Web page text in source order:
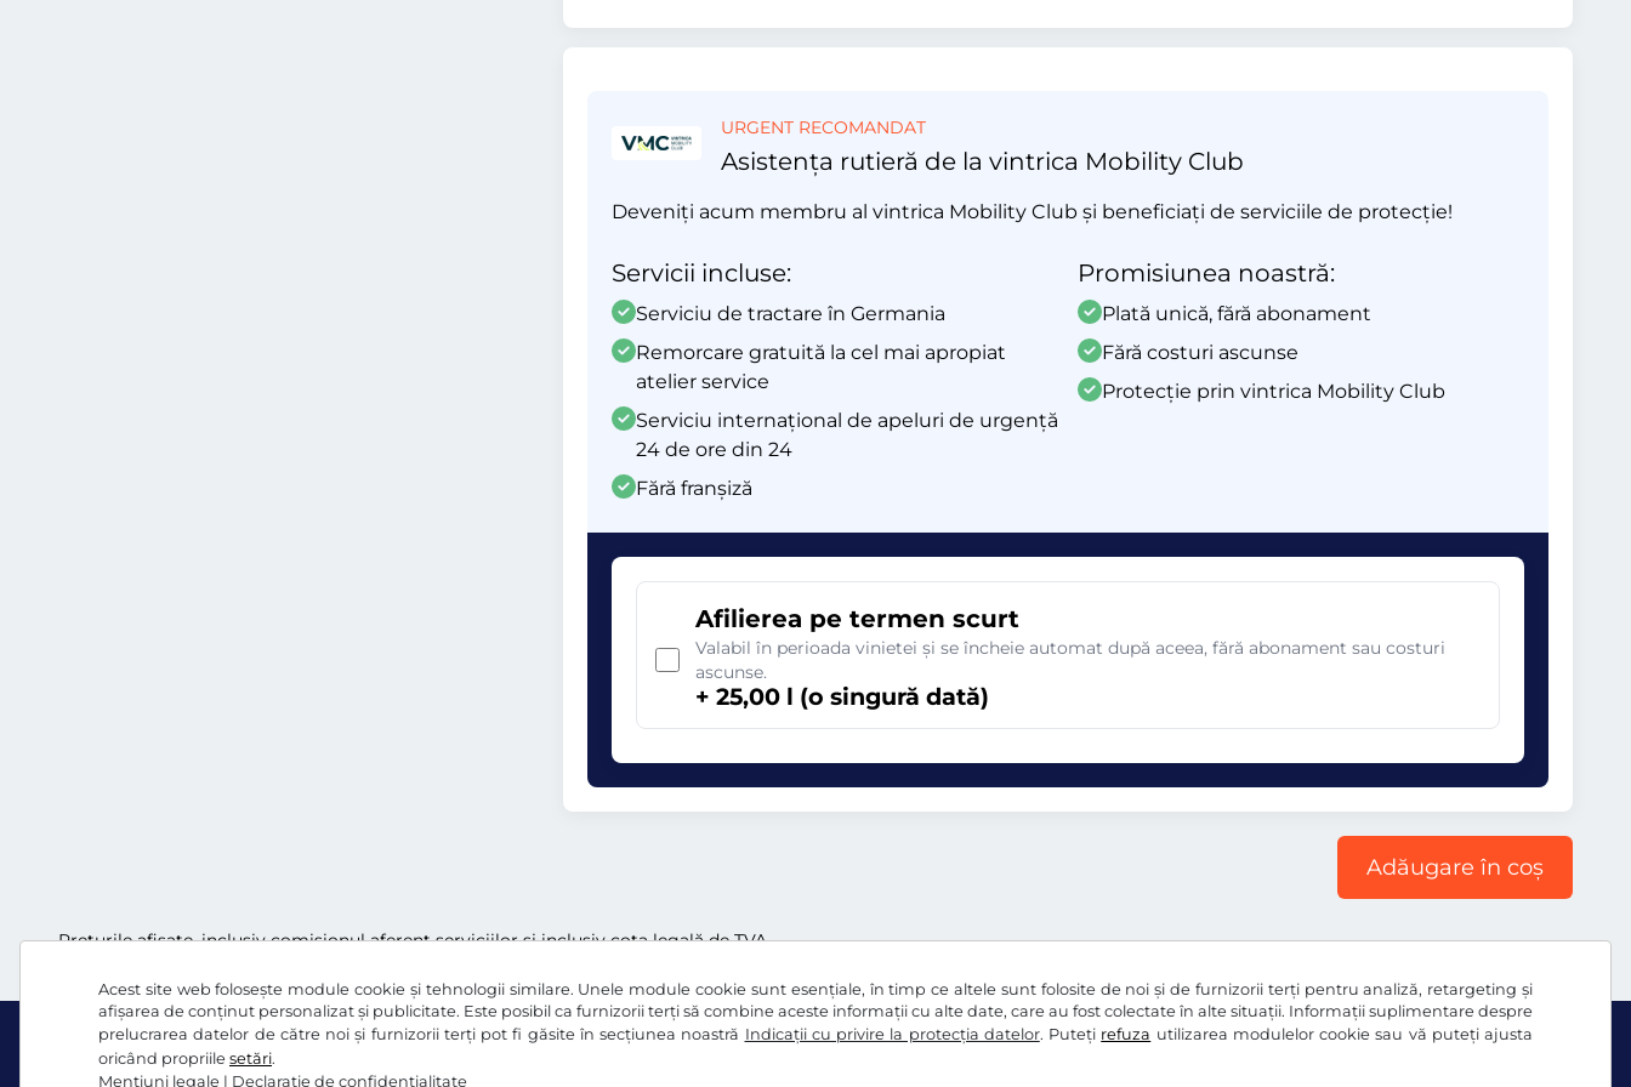
Acest site web folosește module cookie și tehnologii similare. Unele module cookie sunt esențiale, în timp ce altele sunt folosite de noi și de furnizorii terți pentru analiză, retargeting și
afișarea de conținut personalizat și publicitate. Este posibil ca furnizorii terți să combine aceste informații cu alte date, care au fost colectate în alte situații. Informații suplimentare despre
prelucrarea datelor de către noi și furnizorii terți pot fi găsite în secțiunea noastră Indicații cu privire la protecția datelor. Puteți refuza utilizarea modulelor cookie sau vă puteți ajusta
oricând propriile setări.
Mențiuni legale | Declaraţie de confidențialitate
URGENT RECOMANDAT
Asistența rutieră de la vintrica Mobility Club
Deveniți acum membru al vintrica Mobility Club și beneficiați de serviciile de protecție!
Servicii incluse:
Serviciu de tractare în Germania
Remorcare gratuită la cel mai apropiat
atelier service
Serviciu internațional de apeluri de urgență
24 de ore din 24
Fără franșiză
Promisiunea noastră:
Plată unică, fără abonament
Fără costuri ascunse
Protecție prin vintrica Mobility Club
Afilierea pe termen scurt
Valabil în perioada vinietei și se încheie automat după aceea, fără abonament sau costuri
ascunse.
+ 25,00 l (o singură dată)
Adăugare în coș
Preţurile afişate, inclusiv comisionul aferent serviciilor și inclusiv cota legală de TVA